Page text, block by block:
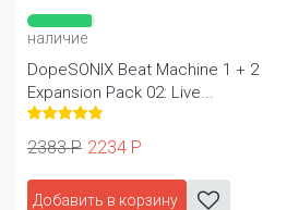
наличие
DopeSONIX Beat Machine 1 + 2
Expansion Pack 02: Live...
2383 Р 2234 Р
Добавить в корзину